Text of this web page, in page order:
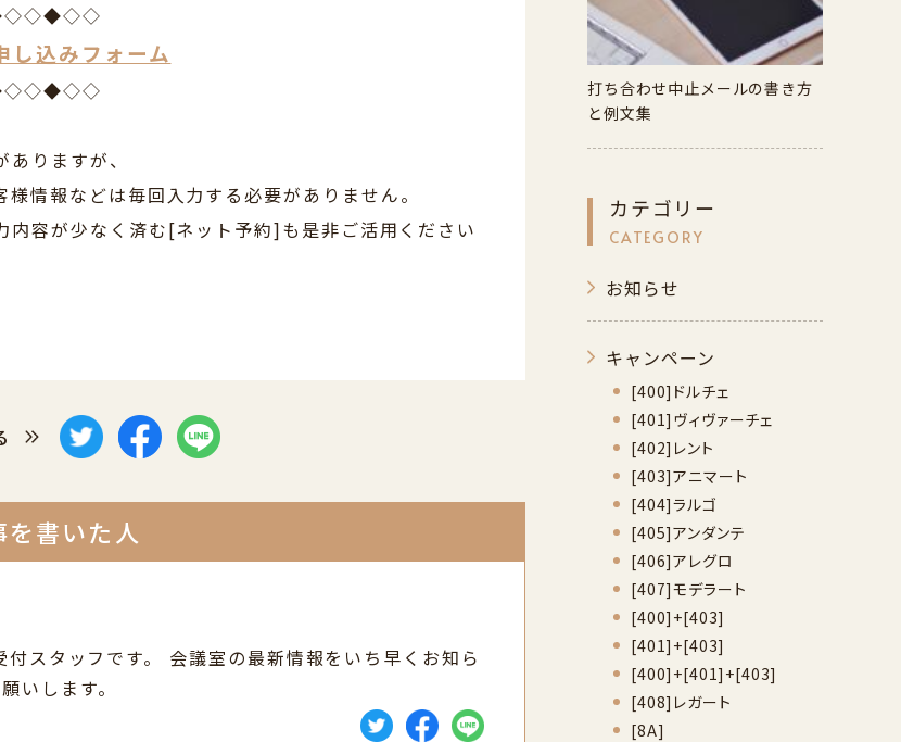
し込みフォーム
りますが、
情報などは毎回入力する必要がありません。
容が少なく済む[ネット予約]も是非ご活用ください
を書いた人
付スタッフです。 会議室の最新情報をいち早くお知ら
いします。
打ち合わせ中止メールの書き方
と例文集
カテゴリー
CATEGORY
お知らせ
キャンペーン
[400]ドルチェ
[401]ヴィヴァーチェ
[402]レント
[403]アニマート
[404]ラルゴ
[405]アンダンテ
[406]アレグロ
[407]モデラート
[400]+[403]
[401]+[403]
[400]+[401]+[403]
[408]レガート
[8A]